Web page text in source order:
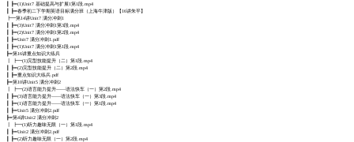
┃ ┣━(1)Unit7 基础提高与扩展1第1段.mp4
┃ ┣━春季初二下学期英语目标满分班（上海牛津版）【16讲朱平】
┣━第14讲Unit7 满分冲刺1
┃ ┣━(3)Unit7 满分冲刺1第3段.mp4
┃ ┣━(2)Unit7 满分冲刺1第2段.mp4
┃ ┣━Unit7 满分冲刺1.pdf
┃ ┣━(1)Unit7 满分冲刺1第1段.mp4
┣━第16讲重点知识大练兵
┃ ┣━(1)完型技能提升（二）第1段.mp4
┃ ┣━(2)完型技能提升（二）第2段.mp4
┃ ┣━重点知识大练兵.pdf
┣━第10讲Unit5 满分冲刺2
┃ ┣━(2)语言能力提升——语法快车（一）第2段.mp4
┃ ┣━(3)语言能力提升——语法快车（一）第3段.mp4
┃ ┣━(1)语言能力提升——语法快车（一）第1段.mp4
┃ ┣━Unit5 满分冲刺2.pdf
┣━第4讲Unit2 满分冲刺2
┃ ┣━(1)听力趣味无限（一）第1段.mp4
┃ ┣━Unit2 满分冲刺2.pdf
┃ ┣━(2)听力趣味无限（一）第2段.mp4